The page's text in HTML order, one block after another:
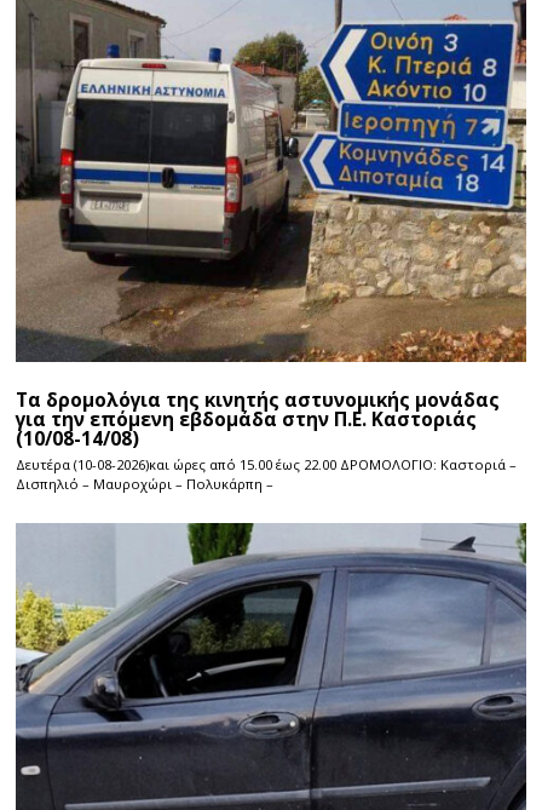
Τα δρομολόγια της κινητής αστυνομικής μονάδας
για την επόμενη εβδομάδα στην Π.Ε. Καστοριάς
(10/08-14/08)
Δευτέρα (10-08-2026)και ώρες από 15.00 έως 22.00 ΔΡΟΜΟΛΟΓΙΟ: Καστοριά –
Δισπηλιό – Μαυροχώρι – Πολυκάρπη –